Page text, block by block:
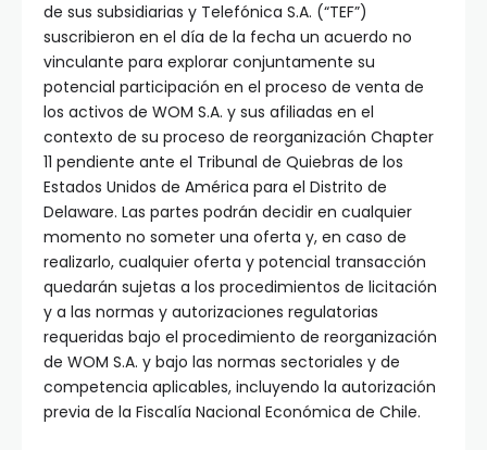
de sus subsidiarias y Telefónica S.A. (“TEF”)
suscribieron en el día de la fecha un acuerdo no
vinculante para explorar conjuntamente su
potencial participación en el proceso de venta de
los activos de WOM S.A. y sus afiliadas en el
contexto de su proceso de reorganización Chapter
11 pendiente ante el Tribunal de Quiebras de los
Estados Unidos de América para el Distrito de
Delaware. Las partes podrán decidir en cualquier
momento no someter una oferta y, en caso de
realizarlo, cualquier oferta y potencial transacción
quedarán sujetas a los procedimientos de licitación
y a las normas y autorizaciones regulatorias
requeridas bajo el procedimiento de reorganización
de WOM S.A. y bajo las normas sectoriales y de
competencia aplicables, incluyendo la autorización
previa de la Fiscalía Nacional Económica de Chile.